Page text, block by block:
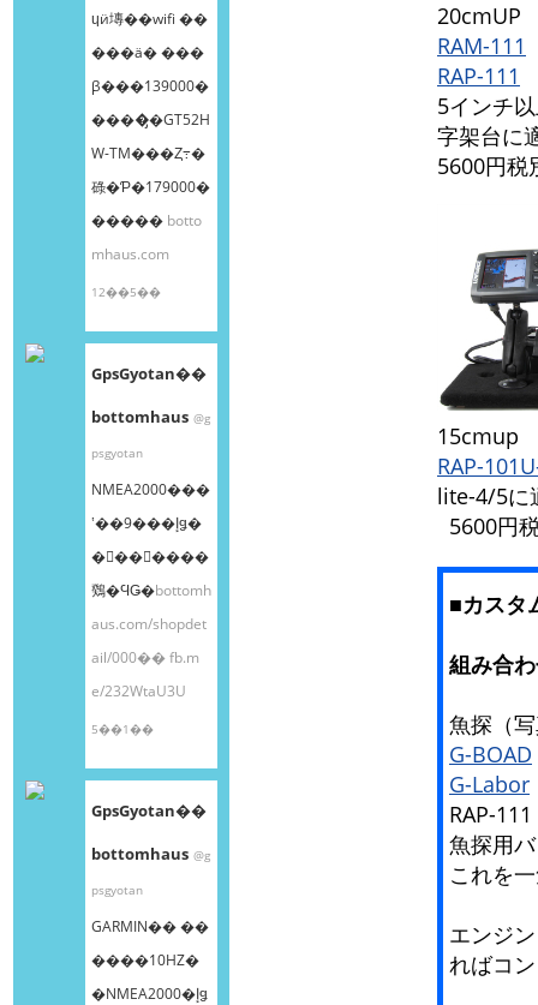
ɥӥ塼��wifi ��
���ä� ���
β���139000�
����̡�GT52H
W-TM���Ȥ߹�
碌�Ƥ�179000�
����� botto
mhaus.com
12��5��
GpsGyotan��
bottomhaus @g
psgyotan
NMEA2000���
ʽ��9���إǥ�
�󥰥��󥵡����
䳫�ϤǤ�bottomh
aus.com/shopdet
ail/000��fb.m
e/232WtaU3U
5��1��
GpsGyotan��
bottomhaus @g
psgyotan
GARMIN�� ��
����10HZ�
�NMEA2000�إǥ
RAM-111
RAP-111
5インチ
字架台に
5600円税
RAP-
lite-4/5
5600円
■カス
組み合
魚探（
G-BOAD
G-Labor
RAP-
魚探用
これを
エンジ
ればコ